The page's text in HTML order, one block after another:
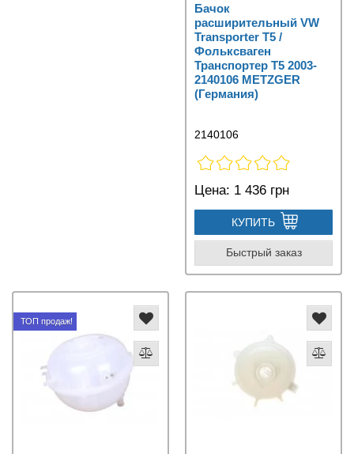
Бачок
расширительный VW
Transporter T5 /
Фольксваген
Транспортер Т5 2003-
2140106 METZGER
(Германия)
2140106
Цена: 1 436 грн
КУПИТЬ
Быстрый заказ
ТОП продаж!